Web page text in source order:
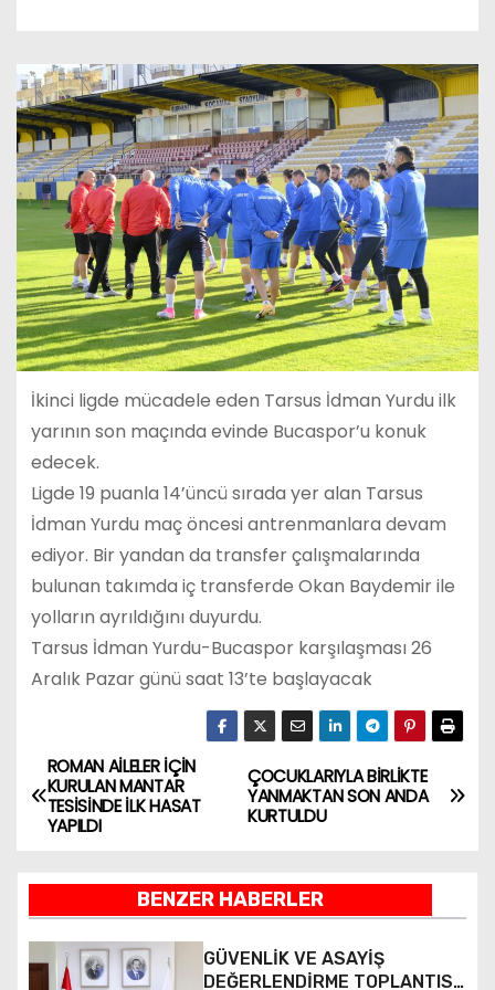
İkinci ligde mücadele eden Tarsus İdman Yurdu ilk
yarının son maçında evinde Bucaspor’u konuk
edecek.
Ligde 19 puanla 14’üncü sırada yer alan Tarsus
İdman Yurdu maç öncesi antrenmanlara devam
ediyor. Bir yandan da transfer çalışmalarında
bulunan takımda iç transferde Okan Baydemir ile
yolların ayrıldığını duyurdu.
Tarsus İdman Yurdu-Bucaspor karşılaşması 26
Aralık Pazar günü saat 13’te başlayacak
Y
a
ı
g
ÇOCUKLARIYLA BİRLİKTE
YANMAKTAN SON ANDA
KURTULDU
ROMAN AİLELER İÇİN
KURULAN MANTAR
TESİSİNDE İLK HASAT
YAPILDI
BENZER HABERLER
GÜVENLİK VE ASAYİŞ
DEĞERLENDİRME TOPLANTISI